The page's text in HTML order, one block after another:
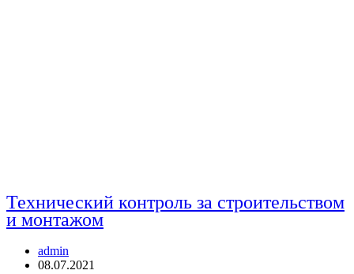
Технический контроль за строительством
и монтажом
Автор
записи:
admin
Запись
08.07.2021